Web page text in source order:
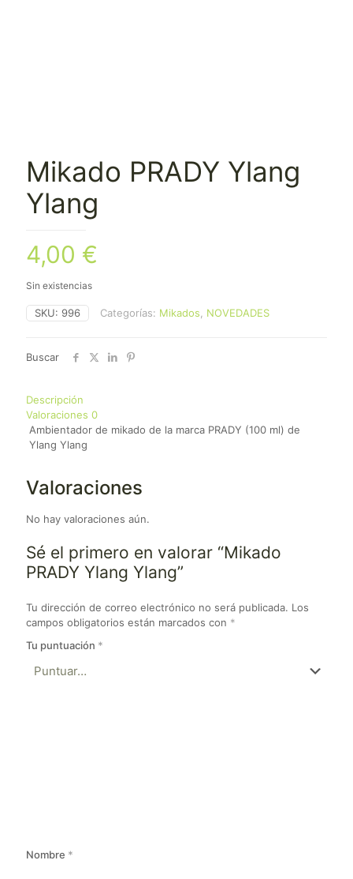
Mikado PRADY Ylang
Ylang
4,00 €
Sin existencias
SKU: 996 Categorías: Mikados, NOVEDADES
Buscar
Descripción
Valoraciones 0
Ambientador de mikado de la marca PRADY (100 ml) de
Ylang Ylang
Valoraciones
No hay valoraciones aún.
Sé el primero en valorar “Mikado
PRADY Ylang Ylang”
Tu dirección de correo electrónico no será publicada. Los
campos obligatorios están marcados con *
Tu puntuación *
Nombre *